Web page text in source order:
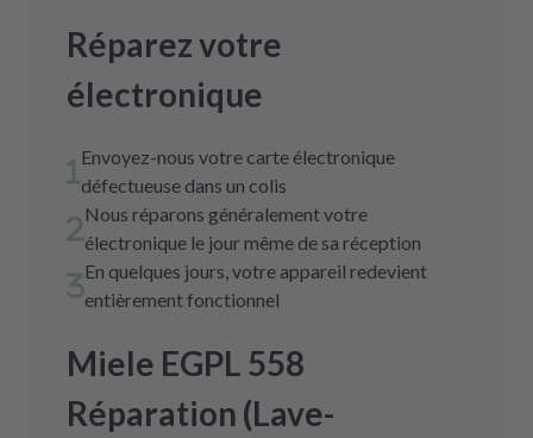
Réparez votre
électronique
Envoyez-nous votre carte électronique
défectueuse dans un colis
Nous réparons généralement votre
électronique le jour même de sa réception
En quelques jours, votre appareil redevient
entièrement fonctionnel
Miele EGPL 558
Réparation (Lave-